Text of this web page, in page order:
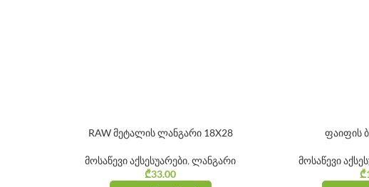
RAW მეტალის ლანგარი 18X28
მოსაწევი აქსესუარები, ლანგარი
₾33.00
ფაიფის
მოსაწევი
₾